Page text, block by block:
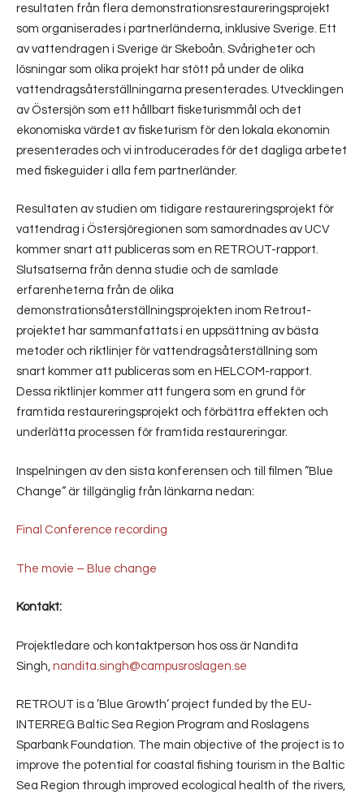
resultaten från flera demonstrationsrestaureringsprojekt
som organiserades i partnerländerna, inklusive Sverige. Ett
av vattendragen i Sverige är Skeboån. Svårigheter och
lösningar som olika projekt har stött på under de olika
vattendragsåterställningarna presenterades. Utvecklingen
av Östersjön som ett hållbart fisketurismmål och det
ekonomiska värdet av fisketurism för den lokala ekonomin
presenterades och vi introducerades för det dagliga arbetet
med fiskeguider i alla fem partnerländer.
Resultaten av studien om tidigare restaureringsprojekt för
vattendrag i Östersjöregionen som samordnades av UCV
kommer snart att publiceras som en RETROUT-rapport.
Slutsatserna från denna studie och de samlade
erfarenheterna från de olika
demonstrationsåterställningsprojekten inom Retrout-
projektet har sammanfattats i en uppsättning av bästa
metoder och riktlinjer för vattendragsåterställning som
snart kommer att publiceras som en HELCOM-rapport.
Dessa riktlinjer kommer att fungera som en grund för
framtida restaureringsprojekt och förbättra effekten och
underlätta processen för framtida restaureringar.
Inspelningen av den sista konferensen och till filmen ”Blue
Change” är tillgänglig från länkarna nedan:
Final Conference recording
The movie – Blue change
Kontakt:
Projektledare och kontaktperson hos oss är Nandita
Singh, nandita.singh@campusroslagen.se
RETROUT is a ’Blue Growth’ project funded by the EU-
INTERREG Baltic Sea Region Program and Roslagens
Sparbank Foundation. The main objective of the project is to
improve the potential for coastal fishing tourism in the Baltic
Sea Region through improved ecological health of the rivers,